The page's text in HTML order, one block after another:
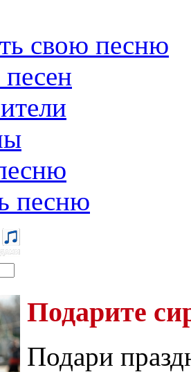
свою песню
песню
Подарите
Подари